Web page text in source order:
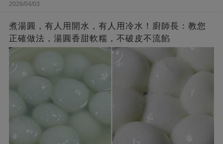
2026/04/03
煮湯圓，有人用開水，有人用冷水！廚師長：教您
正確做法，湯圓香甜軟糯，不破皮不流餡